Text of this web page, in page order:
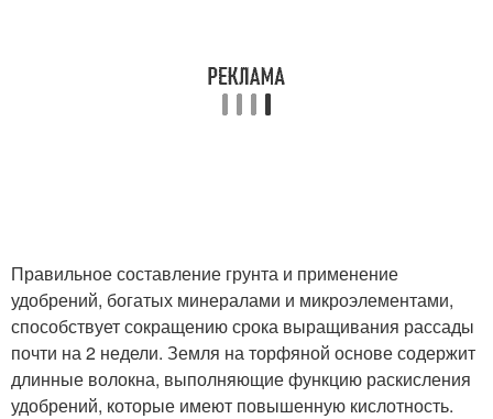
Правильное составление грунта и применение
удобрений, богатых минералами и микроэлементами,
способствует сокращению срока выращивания рассады
почти на 2 недели. Земля на торфяной основе содержит
длинные волокна, выполняющие функцию раскисления
удобрений, которые имеют повышенную кислотность.